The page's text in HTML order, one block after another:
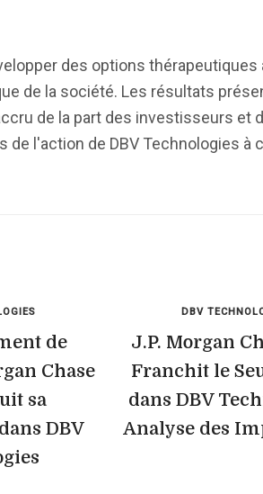
des options
de la société. Les résultats
de la part des investisseurs et
l'action de DBV Technologies à
de
Chase
sa
DBV
DBV
J.P. Morgan
Franchit le
dans DBV
Analyse des